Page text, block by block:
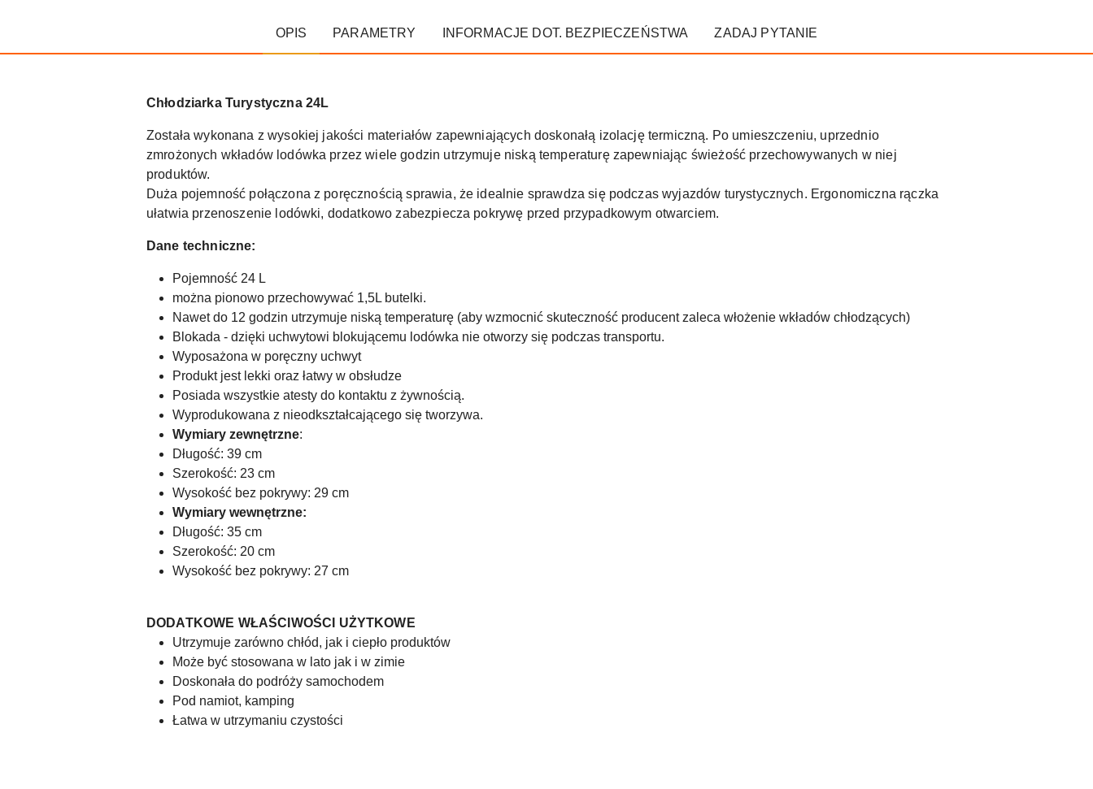
OPIS PARAMETRY INFORMACJE DOT. BEZPIECZEŃSTWA ZADAJ PYTANIE
Chłodziarka Turystyczna 24L
Została wykonana z wysokiej jakości materiałów zapewniających doskonałą izolację termiczną. Po umieszczeniu, uprzednio
zmrożonych wkładów lodówka przez wiele godzin utrzymuje niską temperaturę zapewniając świeżość przechowywanych w niej
produktów.
Duża pojemność połączona z poręcznością sprawia, że idealnie sprawdza się podczas wyjazdów turystycznych. Ergonomiczna rączka
ułatwia przenoszenie lodówki, dodatkowo zabezpiecza pokrywę przed przypadkowym otwarciem.
Dane techniczne:
Pojemność 24 L
można pionowo przechowywać 1,5L butelki.
Nawet do 12 godzin utrzymuje niską temperaturę (aby wzmocnić skuteczność producent zaleca włożenie wkładów chłodzących)
Blokada - dzięki uchwytowi blokującemu lodówka nie otworzy się podczas transportu.
Wyposażona w poręczny uchwyt
Produkt jest lekki oraz łatwy w obsłudze
Posiada wszystkie atesty do kontaktu z żywnością.
Wyprodukowana z nieodkształcającego się tworzywa.
Wymiary zewnętrzne:
Długość: 39 cm
Szerokość: 23 cm
Wysokość bez pokrywy: 29 cm
Wymiary wewnętrzne:
Długość: 35 cm
Szerokość: 20 cm
Wysokość bez pokrywy: 27 cm
DODATKOWE WŁAŚCIWOŚCI UŻYTKOWE
Utrzymuje zarówno chłód, jak i ciepło produktów
Może być stosowana w lato jak i w zimie
Doskonała do podróży samochodem
Pod namiot, kamping
Łatwa w utrzymaniu czystości